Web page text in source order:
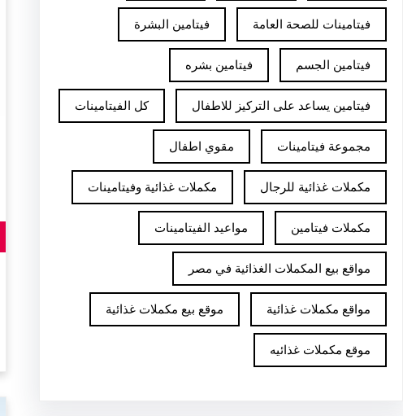
فيتامينات للصحة العامة فيتامين البشرة
فيتامين الجسم فيتامين بشره
فيتامين يساعد على التركيز للاطفال كل الفيتامينات
مجموعة فيتامينات مقوي اطفال
مكملات غذائية للرجال مكملات غذائية وفيتامينات
مكملات فيتامين مواعيد الفيتامينات
مواقع بيع المكملات الغذائية في مصر
مواقع مكملات غذائية موقع بيع مكملات غذائية
موقع مكملات غذائيه